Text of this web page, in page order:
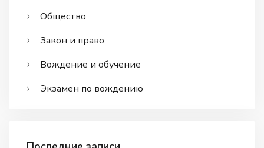
Общество
Закон и право
Вождение и обучение
Экзамен по вождению